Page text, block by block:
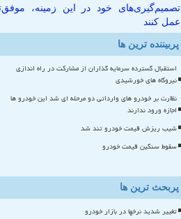
تصمیم‌گیری‌های خود در این زمینه،
عمل کنند
پربیننده ترین ها
استقبال گسترده سرمایه گذاران از مشارکت در راه اندازی
نیروگاه های خورشیدی
نظارت بر خودرو های وارداتی دو مرحله ای شد این خودرو ها
اجازه ورود ندارند
شیب ریزش قیمت خودرو تند شد
سقوط سنگین قیمت خودرو
پربحث ترین ها
تغییر شدید نرخها در بازار خودرو